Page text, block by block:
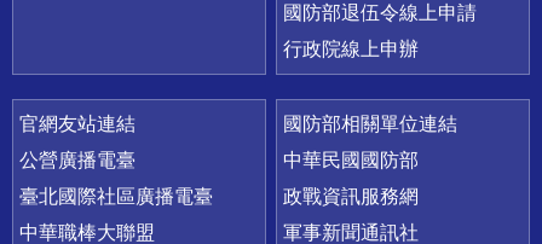
國防部退伍令線上申請
行政院線上申辦
官網友站連結
公營廣播電臺
臺北國際社區廣播電臺
中華職棒大聯盟
國防部相關單位連結
中華民國國防部
政戰資訊服務網
軍事新聞通訊社